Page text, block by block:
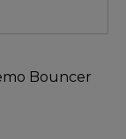
Bouncer